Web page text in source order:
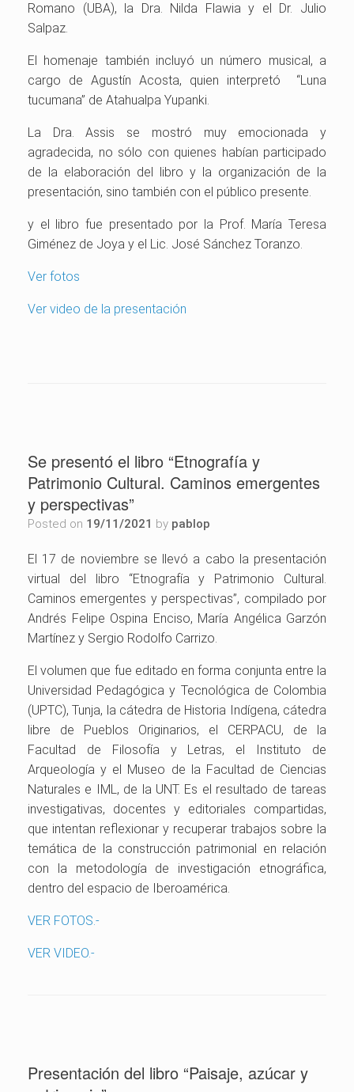
Romano (UBA), la Dra. Nilda Flawia y el Dr. Julio
Salpaz.
El homenaje también incluyó un número musical, a
cargo de Agustín Acosta, quien interpretó “Luna
tucumana” de Atahualpa Yupanki.
La Dra. Assis se mostró muy emocionada y
agradecida, no sólo con quienes habían participado
de la elaboración del libro y la organización de la
presentación, sino también con el público presente.
y el libro fue presentado por la Prof. María Teresa
Giménez de Joya y el Lic. José Sánchez Toranzo.
Ver fotos
Ver video de la presentación
Se presentó el libro “Etnografía y
Patrimonio Cultural. Caminos emergentes
y perspectivas”
Posted on 19/11/2021 by pablop
El 17 de noviembre se llevó a cabo la presentación
virtual del libro “Etnografía y Patrimonio Cultural.
Caminos emergentes y perspectivas”, compilado por
Andrés Felipe Ospina Enciso, María Angélica Garzón
Martínez y Sergio Rodolfo Carrizo.
El volumen que fue editado en forma conjunta entre la
Universidad Pedagógica y Tecnológica de Colombia
(UPTC), Tunja, la cátedra de Historia Indígena, cátedra
libre de Pueblos Originarios, el CERPACU, de la
Facultad de Filosofía y Letras, el Instituto de
Arqueología y el Museo de la Facultad de Ciencias
Naturales e IML, de la UNT. Es el resultado de tareas
investigativas, docentes y editoriales compartidas,
que intentan reflexionar y recuperar trabajos sobre la
temática de la construcción patrimonial en relación
con la metodología de investigación etnográfica,
dentro del espacio de Iberoamérica.
VER FOTOS.-
VER VIDEO.-
Presentación del libro “Paisaje, azúcar y